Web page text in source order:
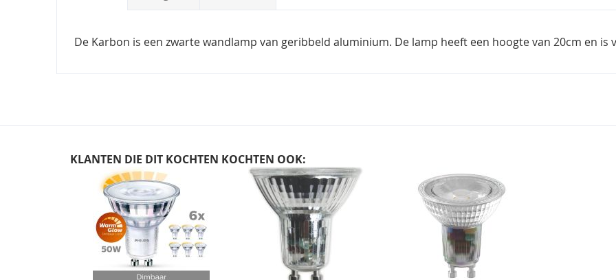
De Karbon is een zwarte wandlamp van geribbeld aluminium. De lamp heeft een hoogte van 20cm en is
KLANTEN DIE DIT KOCHTEN KOCHTEN OOK:
carousel